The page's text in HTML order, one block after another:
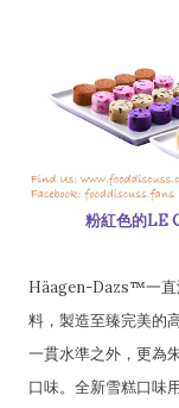
粉紅色的LE
Häagen-Dazs™一直
料，製造至臻完美的
一貫水準之外，更為
口味。全新雪糕口味